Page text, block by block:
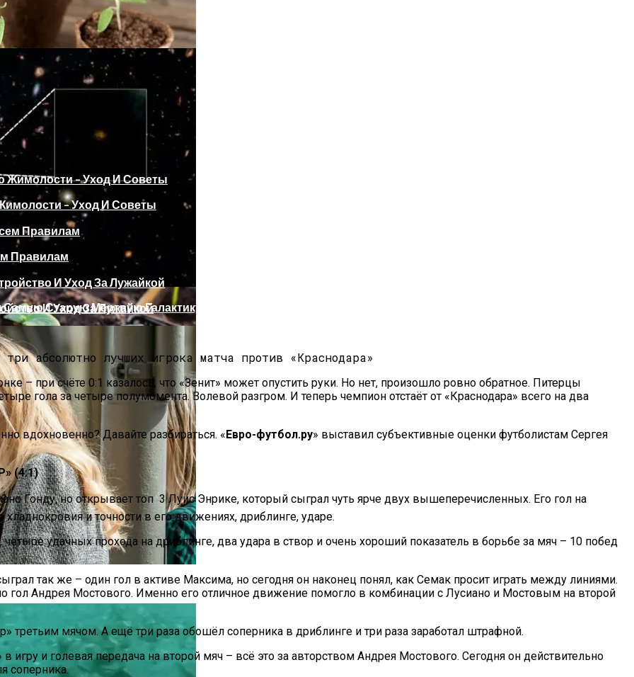
Года По Лунному Календарю
Советы
Самую Старую Мертвую Галактику
Facebook И Instagram
– Уход И Советы
Правилам
И Уход За Лужайкой
– при счёте 0:1 казалось, что «Зенит» может опустить руки. Но нет, произошло ровно обратное. Питерцы
гола за четыре полумомента. Волевой разгром. И теперь чемпион отстаёт от «Краснодара» всего на два
вдохновенно? Давайте разбираться. «Евро-футбол.ру» выставил субъективные оценки футболистам Сергея
(4:1)
Гонду, но открывает топ  3 Луис Энрике, который сыграл чуть ярче двух вышеперечисленных. Его гол на
и точности в его движениях, дриблинге, ударе.
удачных прохода на дриблинге, два удара в створ и очень хороший показатель в борьбе за мяч – 10 побед
так же – один гол в активе Максима, но сегодня он наконец понял, как Семак просит играть между линиями.
гол Андрея Мостового. Именно его отличное движение помогло в комбинации с Лусиано и Мостовым на второй
третьим мячом. А ещё три раза обошёл соперника в дриблинге и три раза заработал штрафной.
игру и голевая передача на второй мяч – всё это за авторством Андрея Мостового. Сегодня он действительно
соперника.